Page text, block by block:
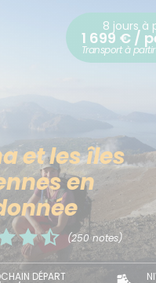
et les îles
en
(250 notes)
DÉPART
8 jours à
1 699 € /
Transport à